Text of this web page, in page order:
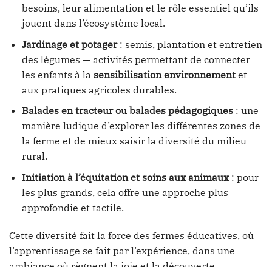
besoins, leur alimentation et le rôle essentiel qu’ils
jouent dans l’écosystème local.
Jardinage et potager: semis, plantation et entretien
des légumes — activités permettant de connecter
les enfants à la sensibilisation environnementet
aux pratiques agricoles durables.
Balades en tracteur ou balades pédagogiques: une
manière ludique d’explorer les différentes zones de
la ferme et de mieux saisir la diversité du milieu
rural.
Initiation à l’équitation et soins aux animaux: pour
les plus grands, cela offre une approche plus
approfondie et tactile.
Cette diversité fait la force des fermes éducatives, où
l’apprentissage se fait par l’expérience, dans une